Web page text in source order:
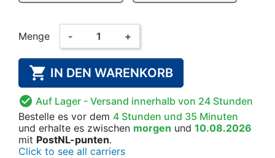
Menge - +
 IN DEN WARENKORB
 Auf Lager - Versand innerhalb von 24 Stunden
Bestelle es vor dem 4 Stunden und 35 Minuten
und erhalte es zwischen morgen und 10.08.2026
mit PostNL-punten.
Click to see all carriers